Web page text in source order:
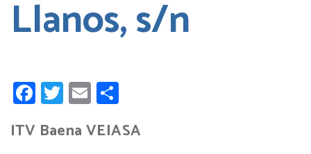
Llanos, s/n
Facebook
Twitter
Email
ITV Baena VEIASA